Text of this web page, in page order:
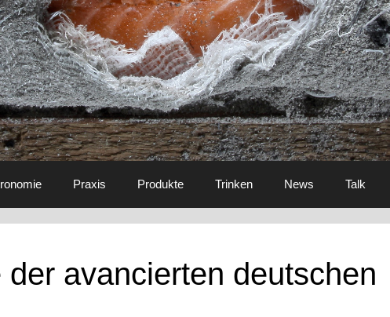
Praxis Produkte Trinken News Talk
avancierten deutschen